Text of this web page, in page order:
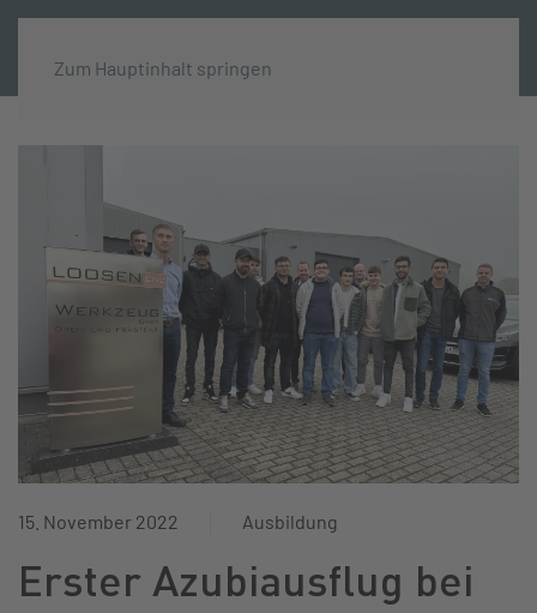
Zum Hauptinhalt springen
15. November 2022 Ausbildung
Erster Azubiausflug bei